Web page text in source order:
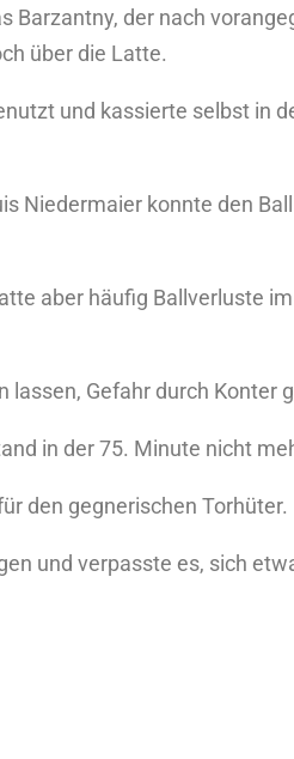
der nach
über die Latte.
und kassierte selbst in
Niedermaier konnte den
aber häufig Ballverluste
Gefahr durch Konter
in der 75. Minute nicht
den gegnerischen Torhüter.
und verpasste es, sich